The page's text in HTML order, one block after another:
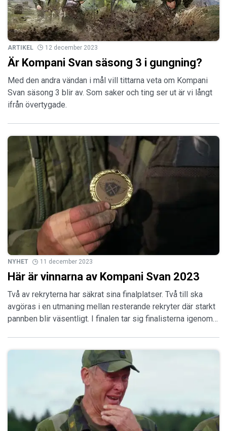
ARTIKEL 12 december 2023
Är Kompani Svan säsong 3 i gungning?
Med den andra vändan i mål vill tittarna veta om Kompani
Svan säsong 3 blir av. Som saker och ting ser ut är vi långt
ifrån övertygade.
NYHET 11 december 2023
Här är vinnarna av Kompani Svan 2023
Två av rekryterna har säkrat sina finalplatser. Två till ska
avgöras i en utmaning mellan resterande rekryter där starkt
pannben blir väsentligt. I finalen tar sig finalisterna igenom…